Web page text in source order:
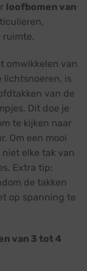
loofbomen van
ruimte.
omwikkelen van
lichtsnoeren, is
van de
Dit doe je
te kijken naar
Om een mooi
elke tak van
Extra tip:
de takken
op spanning te
van 3 tot 4